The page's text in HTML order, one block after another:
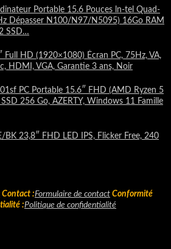
Portable 15.6 Pouces ln-tel Quad-
Dépasser N100/N97/N5095) 16Go RAM
SSD…
Full HD (1920×1080) Écran PC, 75Hz, VA,
HDMI, VGA, Garantie 3 ans, Noir
PC Portable 15.6″ FHD (AMD Ryzen 5
256 Go, AZERTY, Windows 11 Famille
BK 23,8″ FHD LED IPS, Flicker Free, 240
Contact :Formulaire de contact Conformité
:Politique de confidentialité